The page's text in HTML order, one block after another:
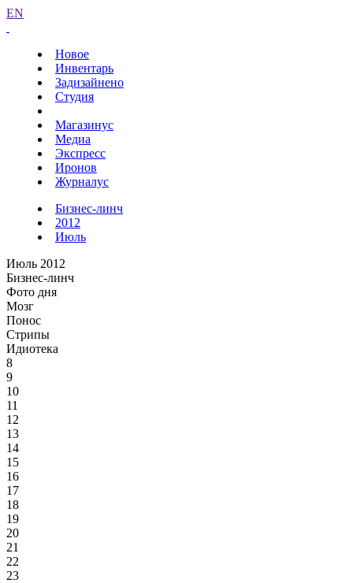
EN
Новое
Инвентарь
Задизайнено
Студия
Магазинус
Медиа
Экспресс
Иронов
Журналус
Бизнес-линч
2012
Июль
Июль 2012
Бизнес-линч
Фото дня
Мозг
Понос
Стрипы
Идиотека
8
9
10
11
12
13
14
15
16
17
18
19
20
21
22
23